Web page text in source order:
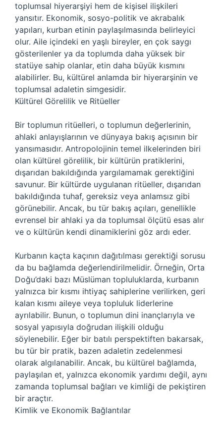
toplumsal hiyerarşiyi hem de kişisel ilişkileri
yansıtır. Ekonomik, sosyo-politik ve akrabalık
yapıları, kurban etinin paylaşılmasında belirleyici
olur. Aile içindeki en yaşlı bireyler, en çok saygı
gösterilenler ya da toplumda daha yüksek bir
statüye sahip olanlar, etin daha büyük kısmını
alabilirler. Bu, kültürel anlamda bir hiyerarşinin ve
toplumsal adaletin simgesidir.
Kültürel Görelilik ve Ritüeller
Bir toplumun ritüelleri, o toplumun değerlerinin,
ahlaki anlayışlarının ve dünyaya bakış açısının bir
yansımasıdır. Antropolojinin temel ilkelerinden biri
olan kültürel görelilik, bir kültürün pratiklerini,
dışarıdan bakıldığında yargılamamak gerektiğini
savunur. Bir kültürde uygulanan ritüeller, dışarıdan
bakıldığında tuhaf, gereksiz veya anlamsız gibi
görünebilir. Ancak, bu tür bakış açıları, genellikle
evrensel bir ahlaki ya da toplumsal ölçütü esas alır
ve o kültürün kendi dinamiklerini göz ardı eder.
Kurbanın kaçta kaçının dağıtılması gerektiği sorusu
da bu bağlamda değerlendirilmelidir. Örneğin, Orta
Doğu’daki bazı Müslüman topluluklarda, kurbanın
yalnızca bir kısmı ihtiyaç sahiplerine verilirken, geri
kalan kısmı aileye veya topluluk liderlerine
ayrılabilir. Bunun, o toplumun dini inançlarıyla ve
sosyal yapısıyla doğrudan ilişkili olduğu
söylenebilir. Eğer bir batılı perspektiften bakarsak,
bu tür bir pratik, bazen adaletin zedelenmesi
olarak algılanabilir. Ancak, bu kültürel bağlamda,
paylaşılan et, yalnızca ekonomik yardımı değil, aynı
zamanda toplumsal bağları ve kimliği de pekiştiren
bir araçtır.
Kimlik ve Ekonomik Bağlantılar